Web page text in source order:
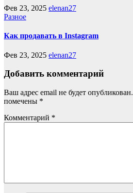
Фев 23, 2025 elenan27
Разное
Как продавать в Instagram
Фев 23, 2025 elenan27
Добавить комментарий
Ваш адрес email не будет опубликован.
помечены *
Комментарий *